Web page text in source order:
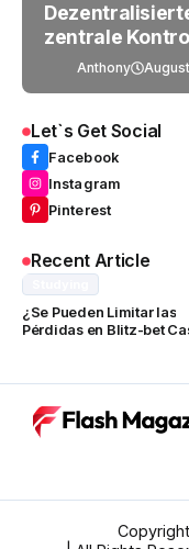
zentrale
Anthony
Let`s Get Social
Facebook
Instagram
Pinterest
Recent Article
¿Se Pueden Limitar las
Pérdidas en Blitz-bet